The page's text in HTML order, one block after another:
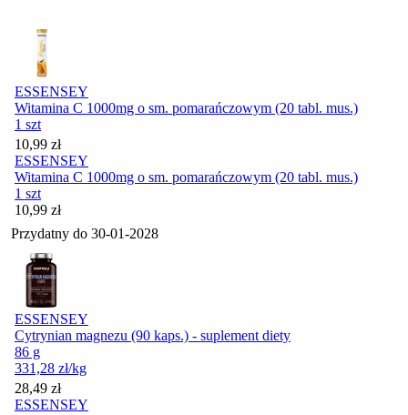
ESSENSEY
Witamina C 1000mg o sm. pomarańczowym (20 tabl. mus.)
1 szt
Cena
10,99 zł
ESSENSEY
Witamina C 1000mg o sm. pomarańczowym (20 tabl. mus.)
1 szt
Cena
10,99 zł
Przydatny do 30-01-2028
ESSENSEY
Cytrynian magnezu (90 kaps.) - suplement diety
86 g
331,28 zł/kg
Cena
28,49 zł
ESSENSEY